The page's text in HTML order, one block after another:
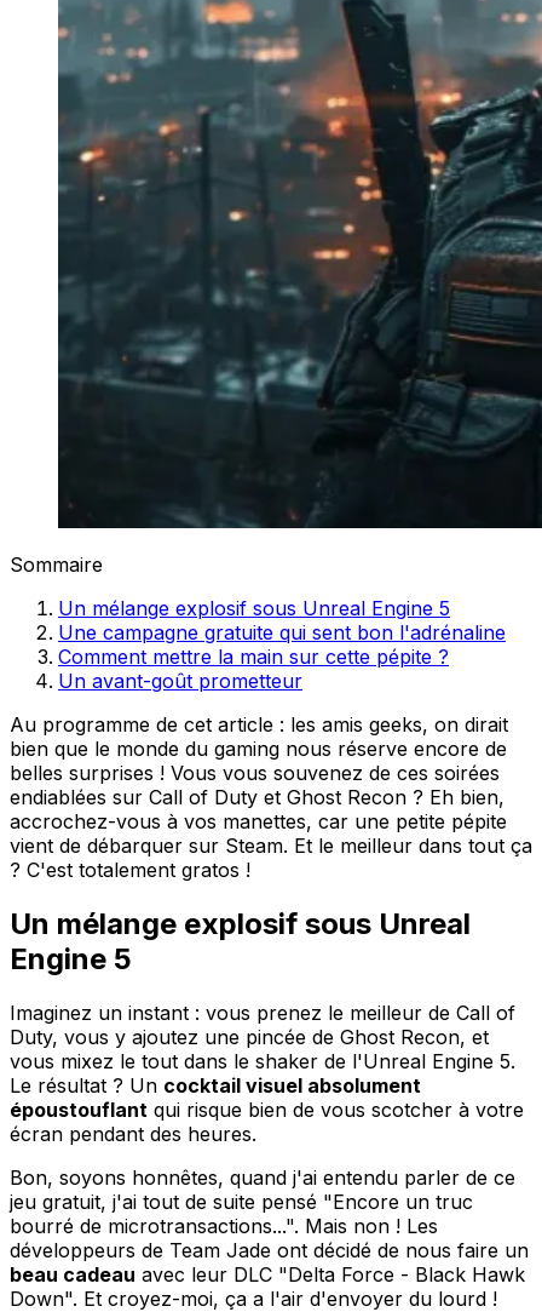
Sommaire
Un mélange explosif sous Unreal Engine 5
Une campagne gratuite qui sent bon l'adrénaline
Comment mettre la main sur cette pépite ?
Un avant-goût prometteur
Au programme de cet article : les amis geeks, on dirait
bien que le monde du gaming nous réserve encore de
belles surprises ! Vous vous souvenez de ces soirées
endiablées sur Call of Duty et Ghost Recon ? Eh bien,
accrochez-vous à vos manettes, car une petite pépite
vient de débarquer sur Steam. Et le meilleur dans tout ça
? C'est totalement gratos !
Un mélange explosif sous Unreal
Engine 5
Imaginez un instant : vous prenez le meilleur de Call of
Duty, vous y ajoutez une pincée de Ghost Recon, et
vous mixez le tout dans le shaker de l'Unreal Engine 5.
Le résultat ? Un cocktail visuel absolument
époustouflant qui risque bien de vous scotcher à votre
écran pendant des heures.
Bon, soyons honnêtes, quand j'ai entendu parler de ce
jeu gratuit, j'ai tout de suite pensé "Encore un truc
bourré de microtransactions...". Mais non ! Les
développeurs de Team Jade ont décidé de nous faire un
beau cadeau avec leur DLC "Delta Force - Black Hawk
Down". Et croyez-moi, ça a l'air d'envoyer du lourd !